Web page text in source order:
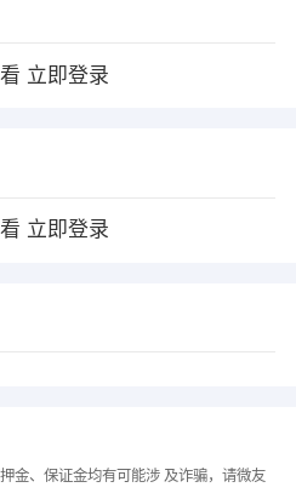
立即登录
立即登录
金、保证金均有可能涉 及诈骗，请微友